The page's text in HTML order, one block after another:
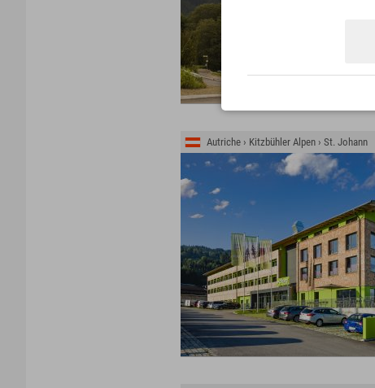
Autriche › Kitzbühler Alpen › St. Johann